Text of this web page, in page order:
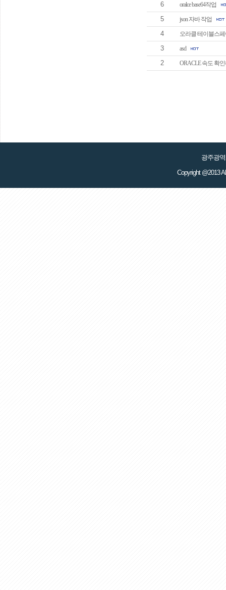
6 oralce base64작업
5 json 자바 작업
4 오라클 테이블스
3 asd
2 ORACLE 속도 확
광주광
Copyright @2013